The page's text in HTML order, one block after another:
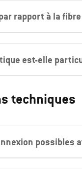
rapport à la
est-elle
techniques
possibles